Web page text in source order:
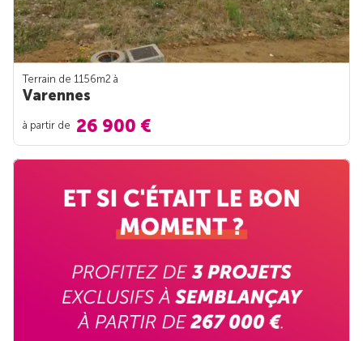
Terrain de 1156m2 à
Varennes
à partir de 26 900 €